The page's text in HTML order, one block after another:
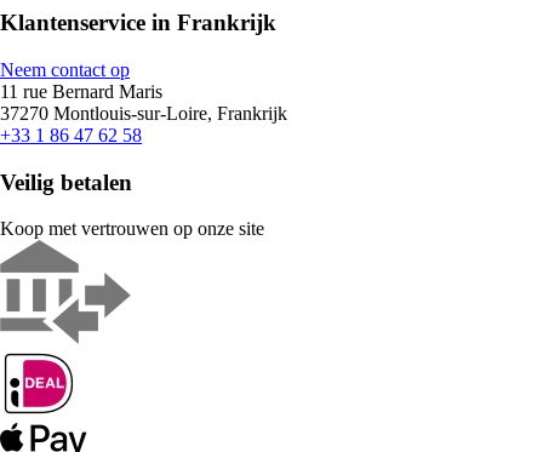
Klantenservice in Frankrijk
Neem contact op
11 rue Bernard Maris
37270 Montlouis-sur-Loire, Frankrijk
+33 1 86 47 62 58
Veilig betalen
Koop met vertrouwen op onze site